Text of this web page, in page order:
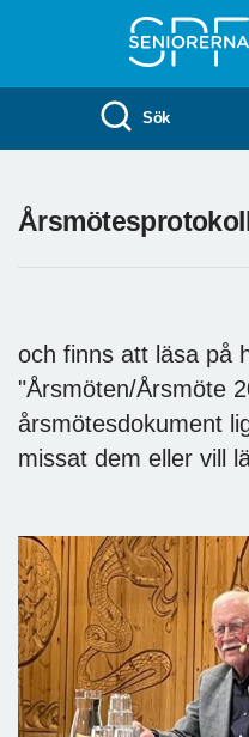
Sök
och finns att läsa på
"Årsmöten/Årsmöte
årsmötesdokument
missat dem eller vill